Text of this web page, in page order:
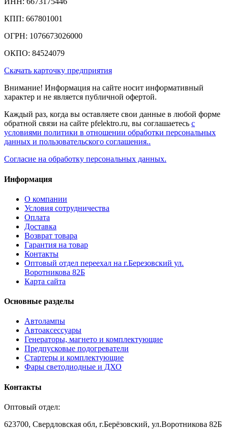
КПП: 667801001
ОГРН: 1076673026000
ОКПО: 84524079
Скачать карточку предприятия
Внимание! Информация на сайте носит информативный
характер и не является публичной офертой.
Каждый раз, когда вы оставляете свои данные в любой форме
обратной связи на сайте pfelektro.ru, вы соглашаетесь с
условиями политики в отношении обработки персональных
данных и пользовательского соглашения..
Согласие на обработку персональных данных.
Информация
О компании
Условия сотрудничества
Оплата
Доставка
Возврат товара
Гарантия на товар
Контакты
Оптовый отдел переехал на г.Березовский ул.
Воротникова 82Б
Карта сайта
Основные разделы
Автолампы
Автоаксессуары
Генераторы, магнето и комплектующие
Предпусковые подогреватели
Стартеры и комплектующие
Фары светодиодные и ДХО
Контакты
Оптовый отдел:
623700, Свердловская обл, г.Берёзовский, ул.Воротникова 82Б